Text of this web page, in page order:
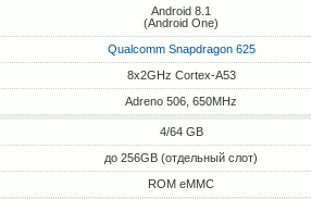
Android 8.1
(Android One)
Qualcomm Snapdragon 625
8x2GHz Cortex-A53
Adreno 506, 650MHz
4/64 GB
до 256GB (отдельный слот)
ROM eMMC